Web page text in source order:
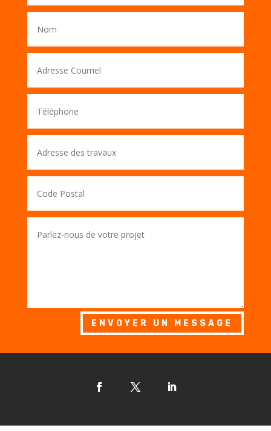
ENVOYER UN MESSAGE